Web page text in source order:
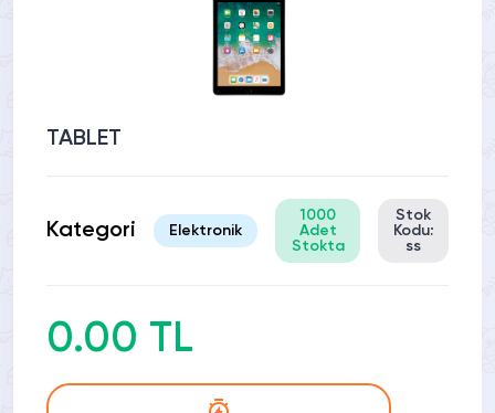
TABLET
Kategori Elektronik
1000
Adet
Stokta
Stok
Kodu:
ss
0.00 TL